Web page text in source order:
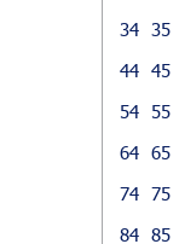
34 35
44 45
54 55
64 65
74 75
84 85